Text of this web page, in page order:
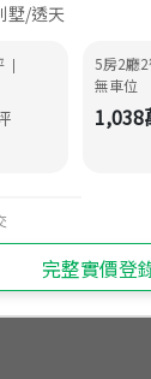
墅/透天
| 5房2廳
無車位
1,038
完整實價登